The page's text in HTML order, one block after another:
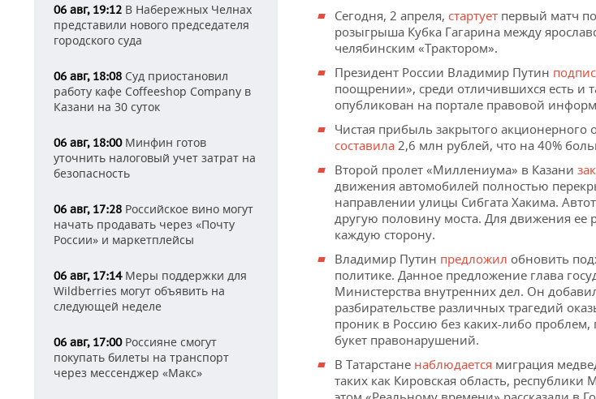
06 авг, 19:12 В Набережных Челнах
представили нового председателя
городского суда
06 авг, 18:08 Суд приостановил
работу кафе Coffeeshop Company в
Казани на 30 суток
06 авг, 18:00Минфин готов
уточнить налоговый учет затрат на
безопасность
06 авг, 17:28 Российское вино могут
начать продавать через «Почту
России» и маркетплейсы
06 авг, 17:14Меры поддержки для
Wildberries могут объявить на
следующей неделе
06 авг, 17:00Россияне смогут
покупать билеты на транспорт
через мессенджер «Макс»
Сегодня, 2 апреля, стартует первый матч
розыгрыша Кубка Гагарина между
челябинским «Трактором».
Президент России Владимир Путин
поощрении», среди отличившихся есть и
опубликован на портале правовой
Чистая прибыль закрытого акционерного
составила 2,6 млн рублей, что на 40%
Второй пролет «Миллениума» в Казани
движения автомобилей полностью
направлении улицы Сибгата Хакима.
другую половину моста. Для движения ее
каждую сторону.
Владимир Путин предложил обновить
политике. Данное предложение глава
Министерства внутренних дел. Он
разбирательстве различных трагедий
проник в Россию без каких-либо проблем,
букет правонарушений.
В Татарстане наблюдается миграция
таких как Кировская область,